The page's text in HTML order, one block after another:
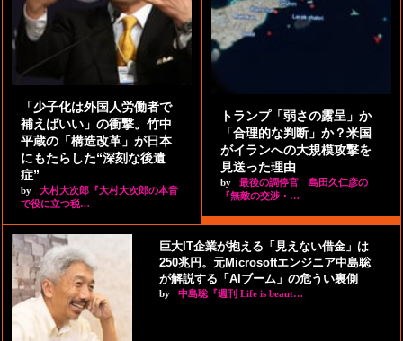
「少子化は外国人労働者で
補えばいい」の衝撃。竹中
平蔵の「構造改革」が日本
にもたらした“深刻な後遺
症”
by
大村大次郎『大村大次郎の本音
で役に立つ税…
トランプ「弱さの露呈」か
「合理的な判断」か？米国
がイランへの大規模攻撃を
見送った理由
by
最後の調停官 島田久仁彦の
『無敵の交渉・…
巨大IT企業が抱える「見えない借金」は
250兆円。元Microsoftエンジニア中島聡
が解説する「AIブーム」の危うい裏側
by 中島聡『週刊 Life is beaut…